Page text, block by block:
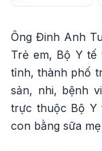
Ông Đinh Anh
Trẻ em, Bộ Y
tỉnh, thành phố
sản, nhi, bệnh
trực thuộc Bộ Y
con bằng sữa